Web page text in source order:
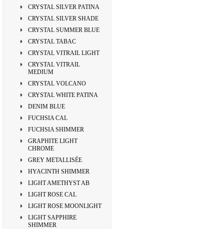
CRYSTAL SILVER PATINA
CRYSTAL SILVER SHADE
CRYSTAL SUMMER BLUE
CRYSTAL TABAC
CRYSTAL VITRAIL LIGHT
CRYSTAL VITRAIL
MEDIUM
CRYSTAL VOLCANO
CRYSTAL WHITE PATINA
DENIM BLUE
FUCHSIA CAL
FUCHSIA SHIMMER
GRAPHITE LIGHT
CHROME
GREY METALLISÉE
HYACINTH SHIMMER
LIGHT AMETHYST AB
LIGHT ROSE CAL
LIGHT ROSE MOONLIGHT
LIGHT SAPPHIRE
SHIMMER